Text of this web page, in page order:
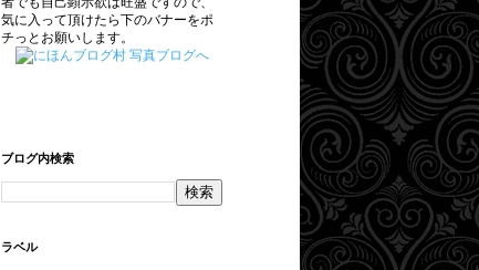
気に入って頂けたら下のバナーをポ
チっとお願いします。
ブログ内検索
ラベル